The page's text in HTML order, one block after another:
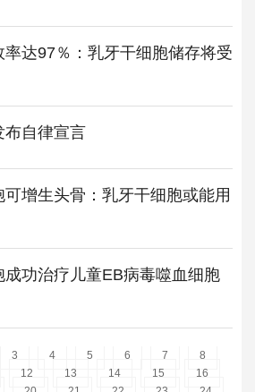
达97％：乳牙干细胞储存将受
布自律宣言
增生头骨：乳牙干细胞或能用
成功治疗儿童EB病毒噬血细胞
3 4 5 6 7
8
12 13 14 15
16